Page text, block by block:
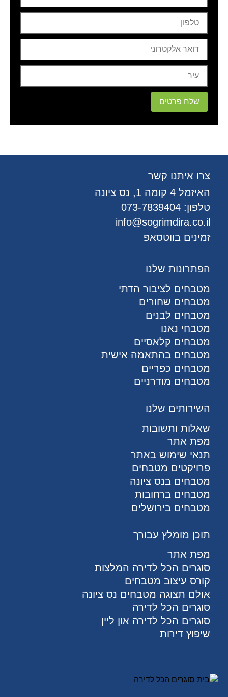
שלח פרטים
צרו איתנו קשר
האיזמל 4 קומה 1, נס ציונה
טלפון: 073-7839404
info@sogrimdira.co.il
זמינים בווטסאפ
הפתרונות שלנו
מטבחים לציבור הדתי
מטבחים שחורים
מטבחים לבנים
מטבחי נאנו
מטבחים קלאסיים
מטבחים בהתאמה אישית
מטבחים כפריים
מטבחים מודרניים
השירותים שלנו
שאלות ותשובות
מפת אתר
תנאי שימוש באתר
פרויקטים מטבחים
מטבחים בנס ציונה
מטבחים ברחובות
מטבחים בירושלים
תוכן מומלץ עבורך
מפת אתר
סוגרים הכל לדירה המלצות
קורס עיצוב מטבחים
אולם תצוגה מטבחים נס ציונה
סוגרים הכל לדירה
סוגרים הכל לדירה און ליין
שיפוץ דירות